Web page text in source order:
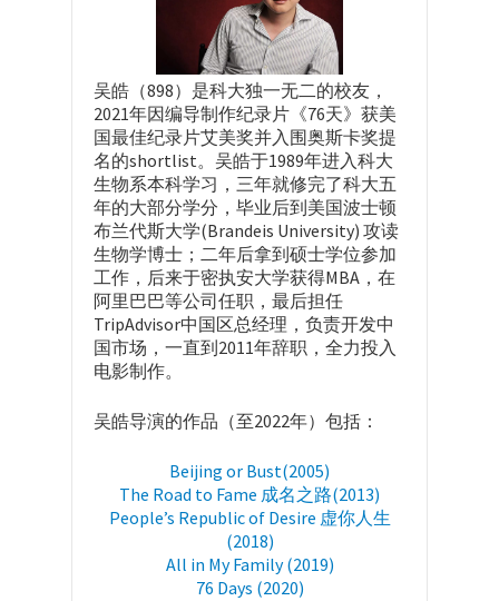
吴皓（898）是科大独一无二的校友，
2021年因编导制作纪录片《76天》获美
国最佳纪录片艾美奖并入围奥斯卡奖提
名的shortlist。吴皓于1989年进入科大
生物系本科学习，三年就修完了科大五
年的大部分学分，毕业后到美国波士顿
布兰代斯大学(Brandeis University) 攻读
生物学博士；二年后拿到硕士学位参加
工作，后来于密执安大学获得MBA，在
阿里巴巴等公司任职，最后担任
TripAdvisor中国区总经理，负责开发中
国市场，一直到2011年辞职，全力投入
电影制作。
吴皓导演的作品（至2022年）包括：
Beijing or Bust(2005)
The Road to Fame 成名之路(2013)
People’s Republic of Desire 虚你人生
(2018)
All in My Family (2019)
76 Days (2020)